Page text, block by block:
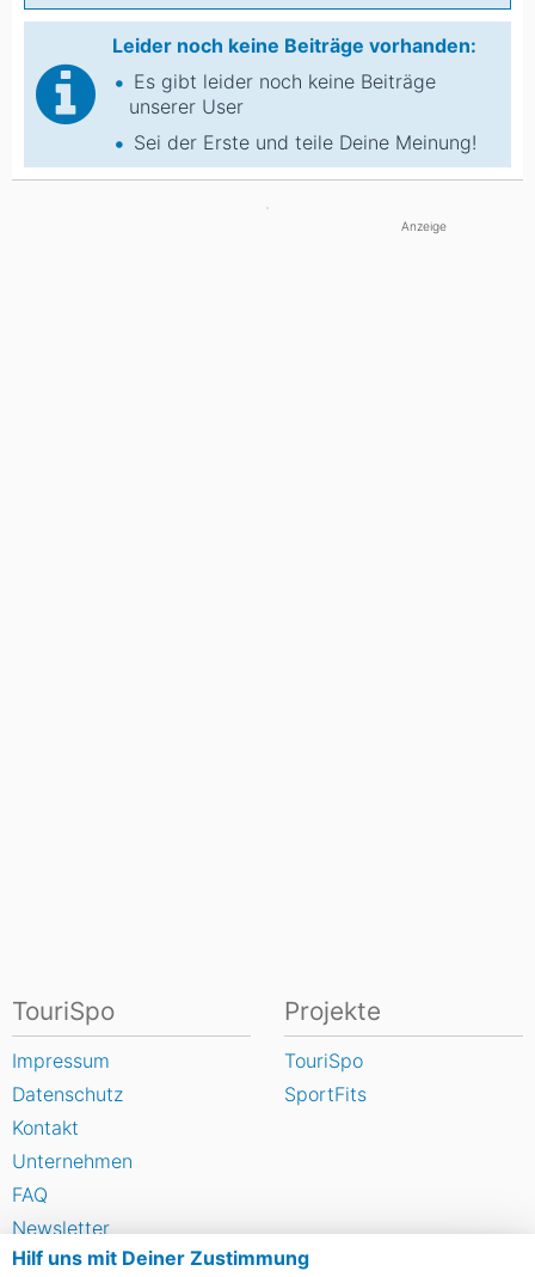
Leider noch keine Beiträge vorhanden:
Es gibt leider noch keine Beiträge
unserer User
Sei der Erste und teile Deine Meinung!
Anzeige
Hilf uns mit Deiner Zustimmung
TouriSpo
Impressum
Datenschutz
Kontakt
Unternehmen
FAQ
Newsletter
Widget
Projekte
TouriSpo
SportFits